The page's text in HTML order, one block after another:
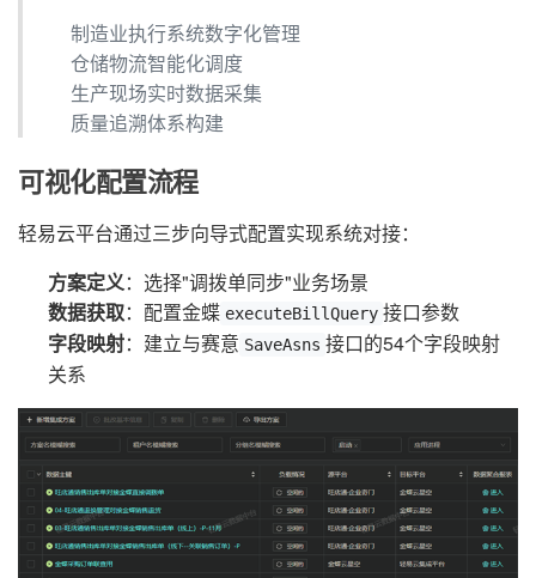
制造业执行系统数字化管理
仓储物流智能化调度
生产现场实时数据采集
质量追溯体系构建
可视化配置流程
轻易云平台通过三步向导式配置实现系统对接：
方案定义：选择"调拨单同步"业务场景
数据获取：配置金蝶 executeBillQuery 接口参数
字段映射：建立与赛意 SaveAsns 接口的54个字段映射
关系